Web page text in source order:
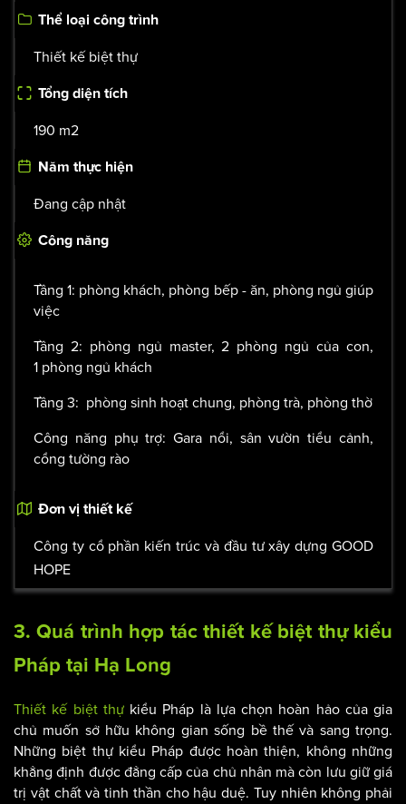
2 mặt tiền
Thể loại công trình
Thiết kế biệt thự
Tổng diện tích
190 m2
Năm thực hiện
Đang cập nhật
Công năng
việc
1 phòng ngủ khách
Tầng 3:phòng sinh hoạt chung, phòng trà, phòng thờ
cổng tường rào
Đơn vị thiết kế
Công ty cổ phần kiến trúc và đầu tư xây dựng GOOD
3. Quá trình hợp tác thiết kế
Pháptại Hạ Long
Thiết kế biệt thựkiểu Pháp là lựa chọn hoàn hảo của gia
chủ muốn sở hữu không gian sống bề thế và sang trọng.
Những biệt thự kiểu Pháp được hoàn thiện, không những